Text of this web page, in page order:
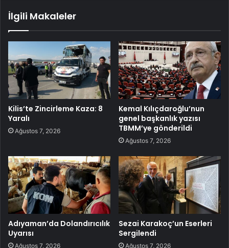
İlgili Makaleler
Kilis’te Zincirleme Kaza: 8
Yaralı
Ağustos 7, 2026
Kemal Kılıçdaroğlu’nun
genel başkanlık yazısı
TBMM’ye gönderildi
Ağustos 7, 2026
Adıyaman’da Dolandırıcılık
Uyarısı
Ağustos 7, 2026
Sezai Karakoç’un Eserleri
Sergilendi
Ağustos 7, 2026